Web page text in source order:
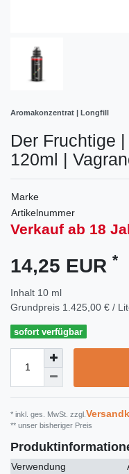
Aromakonzentrat | Longfill
Der Fruchtige
120ml |
Marke
Artikelnummer
Verkauf ab 18
14,25 EUR *
Inhalt 10 ml
Grundpreis 1.425,00 € /
sofort verfügbar
* inkl. ges. MwSt. zzgl.
** unser bisheriger Preis
Verwendung